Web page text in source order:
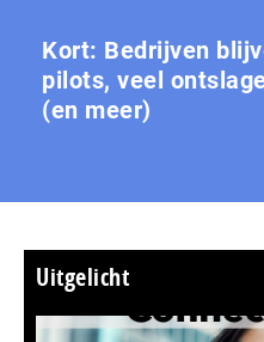
Kort: Bedrijven
pilots, veel
(en meer)
Uitgelicht